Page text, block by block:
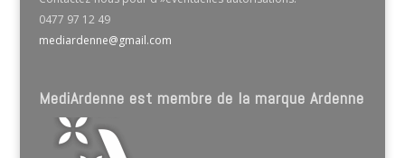
0477 97 12 49
mediardenne@gmail.com
MediArdenne est membre de la marque Ardenne